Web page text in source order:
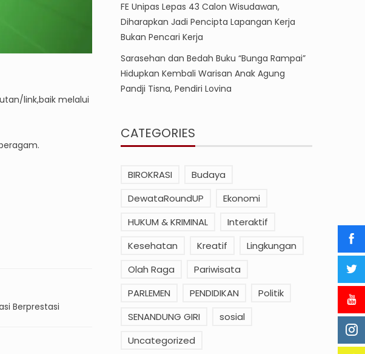
link,baik melalui
Berprestasi
FE Unipas Lepas 43 Calon Wisudawan,
Diharapkan Jadi Pencipta Lapangan Kerja
Bukan Pencari Kerja
Sarasehan dan Bedah Buku “Bunga Rampai”
Hidupkan Kembali Warisan Anak Agung
Pandji Tisna, Pendiri Lovina
CATEGORIES
BIROKRASI
Budaya
DewataRoundUP
Ekonomi
HUKUM & KRIMINAL
Interaktif
Kesehatan
Kreatif
Lingkungan
Olah Raga
Pariwisata
PARLEMEN
PENDIDIKAN
Politik
SENANDUNG GIRI
sosial
Uncategorized